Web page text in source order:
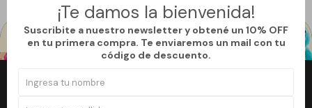
¡Te damos la bienvenida!
Suscribite a nuestro newsletter y obtené un 10% OFF
en tu primera compra. Te enviaremos un mail con tu
código de descuento.